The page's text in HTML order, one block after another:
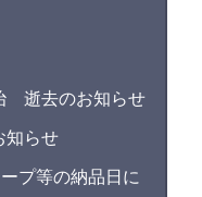
逝去のお知らせ
知らせ
プ等の納品日に